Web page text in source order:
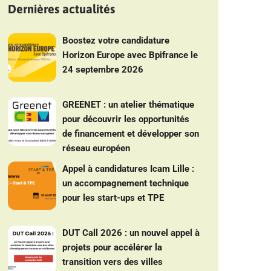
Dernières actualités
Boostez votre candidature
Horizon Europe avec Bpifrance le
24 septembre 2026
GREENET : un atelier thématique
pour découvrir les opportunités
de financement et développer son
réseau européen
Appel à candidatures Icam Lille :
un accompagnement technique
pour les start-ups et TPE
DUT Call 2026 : un nouvel appel à
projets pour accélérer la
transition vers des villes